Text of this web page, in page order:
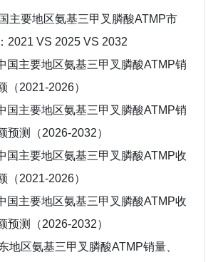
主要地区氨基三甲叉膦酸ATMP市
2021 VS 2025 VS 2032
国主要地区氨基三甲叉膦酸ATMP销
（2021-2026）
国主要地区氨基三甲叉膦酸ATMP销
预测（2026-2032）
国主要地区氨基三甲叉膦酸ATMP收
（2021-2026）
国主要地区氨基三甲叉膦酸ATMP收
预测（2026-2032）
地区氨基三甲叉膦酸ATMP销量、